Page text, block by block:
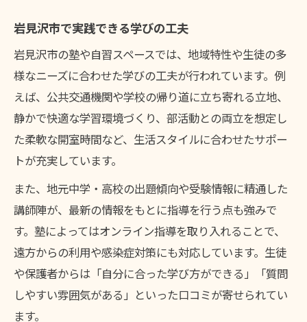
岩見沢市で実践できる学びの工夫
岩見沢市の塾や自習スペースでは、地域特性や生徒の多
様なニーズに合わせた学びの工夫が行われています。例
えば、公共交通機関や学校の帰り道に立ち寄れる立地、
静かで快適な学習環境づくり、部活動との両立を想定し
た柔軟な開室時間など、生活スタイルに合わせたサポー
トが充実しています。
また、地元中学・高校の出題傾向や受験情報に精通した
講師陣が、最新の情報をもとに指導を行う点も強みで
す。塾によってはオンライン指導を取り入れることで、
遠方からの利用や感染症対策にも対応しています。生徒
や保護者からは「自分に合った学び方ができる」「質問
しやすい雰囲気がある」といった口コミが寄せられてい
ます。